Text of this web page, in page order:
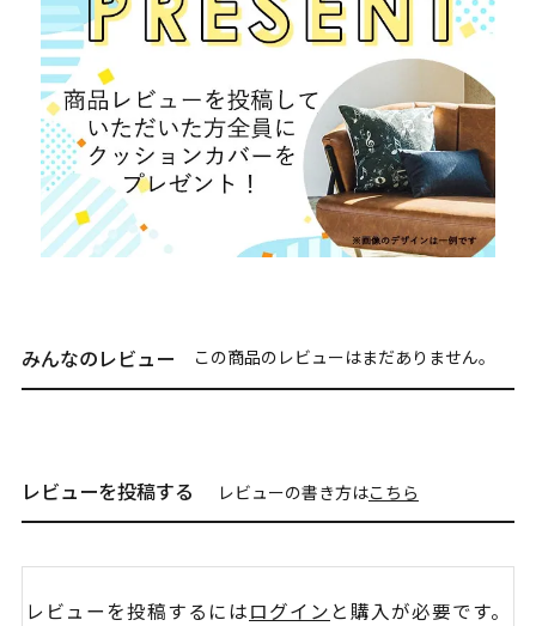
みんなのレビュー この商品のレビューはまだありません。
レビューを投稿する レビューの書き方はこちら
レビューを投稿するにはログイン と購入が必要です。